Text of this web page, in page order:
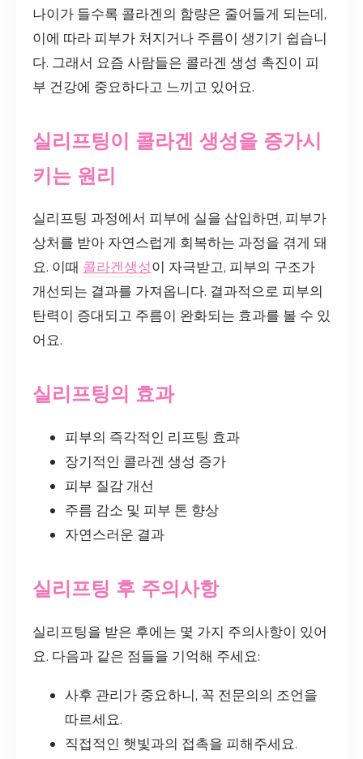
나이가 들수록 콜라겐의 함량은 줄어들게 되는데,
이에 따라 피부가 처지거나 주름이 생기기 쉽습니
다. 그래서 요즘 사람들은 콜라겐 생성 촉진이 피
부 건강에 중요하다고 느끼고 있어요.
실리프팅이 콜라겐 생성을 증가시
키는 원리
실리프팅 과정에서 피부에 실을 삽입하면, 피부가
상처를 받아 자연스럽게 회복하는 과정을 겪게 돼
요. 이때 콜라겐생성이 자극받고, 피부의 구조가
개선되는 결과를 가져옵니다. 결과적으로 피부의
탄력이 증대되고 주름이 완화되는 효과를 볼 수 있
어요.
실리프팅의 효과
피부의 즉각적인 리프팅 효과
장기적인 콜라겐 생성 증가
피부 질감 개선
주름 감소 및 피부 톤 향상
자연스러운 결과
실리프팅 후 주의사항
실리프팅을 받은 후에는 몇 가지 주의사항이 있어
요. 다음과 같은 점들을 기억해 주세요:
사후 관리가 중요하니, 꼭 전문의의 조언을
따르세요.
직접적인 햇빛과의 접촉을 피해주세요.